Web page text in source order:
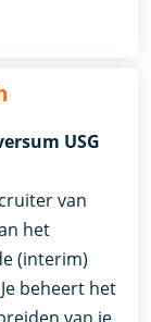
USG
van
het
(interim)
beheert het